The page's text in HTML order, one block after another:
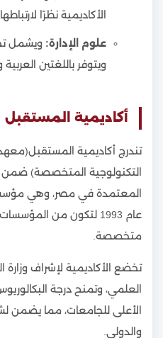
الأكاديمية نظرًا
علوم الإدارة: ويشمل
ويتوفر باللغتين العربية
أكاديمية المستقبل
تندرج أكاديمية
التكنولوجية المتخصصة) ضمن
المعتمدة في مصر، وهي
عام 1993 لتكون من
متخصصة.
تخضع الأكاديمية لإشراف وزارة
العلمي، وتمنح درجة
الأعلى للجامعات، مما يضمن
والدولي.